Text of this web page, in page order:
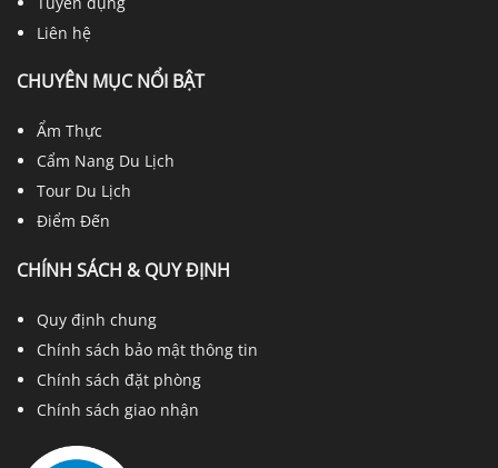
Liên hệ
CHUYÊN MỤC NỔI BẬT
Ẩm Thực
Cẩm Nang Du Lịch
Tour Du Lịch
Điểm Đến
CHÍNH SÁCH & QUY ĐỊNH
Quy định chung
Chính sách bảo mật thông tin
Chính sách đặt phòng
Chính sách giao nhận